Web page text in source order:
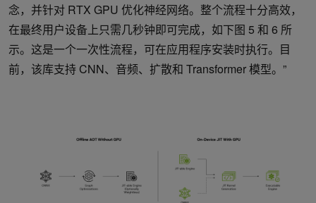
念，并针对 RTX GPU 优化神经网络。整个流程十分高效，
在最终用户设备上只需几秒钟即可完成，如下图 5 和 6 所
示。这是一个一次性流程，可在应用程序安装时执行。目
前，该库支持 CNN、音频、扩散和 Transformer 模型。”